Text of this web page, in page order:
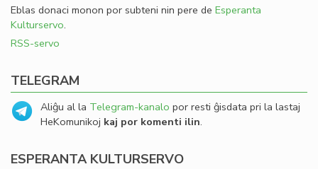
Eblas donaci monon por subteni nin pere de Esperanta
Kulturservo.
RSS-servo
TELEGRAM
Aliĝu al la Telegram-kanalo por resti ĝisdata pri la lastaj
HeKomunikoj kaj por komenti ilin.
ESPERANTA KULTURSERVO